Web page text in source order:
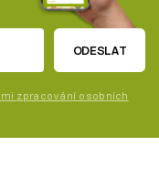
ODESLAT
zpracování osobních